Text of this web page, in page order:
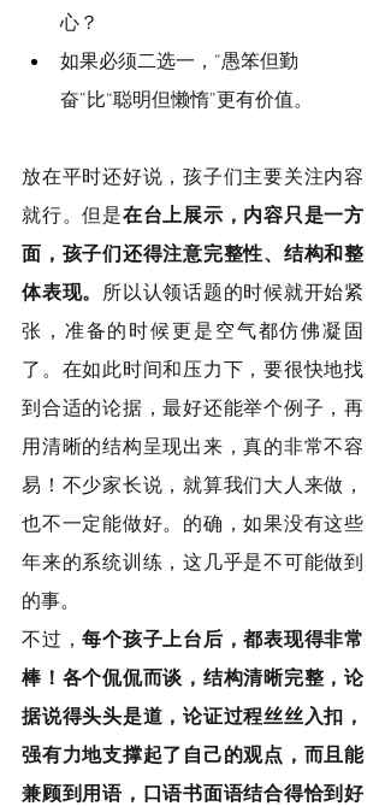
心？
如果必须二选一，“愚笨但勤
奋”比“聪明但懒惰”更有价值。
放在平时还好说，孩子们主要关注内容
就行。但是在台上展示，内容只是一方
面，孩子们还得注意完整性、结构和整
体表现。 所以认领话题的时候就开始紧
张，准备的时候更是空气都仿佛凝固
了。在如此时间和压力下，要很快地找
到合适的论据，最好还能举个例子，再
用清晰的结构呈现出来，真的非常不容
易！不少家长说，就算我们大人来做，
也不一定能做好。的确，如果没有这些
年来的系统训练，这几乎是不可能做到
的事。
不过，每个孩子上台后，都表现得非常
棒！各个侃侃而谈，结构清晰完整，论
据说得头头是道，论证过程丝丝入扣，
强有力地支撑起了自己的观点，而且能
兼顾到用语，口语书面语结合得恰到好